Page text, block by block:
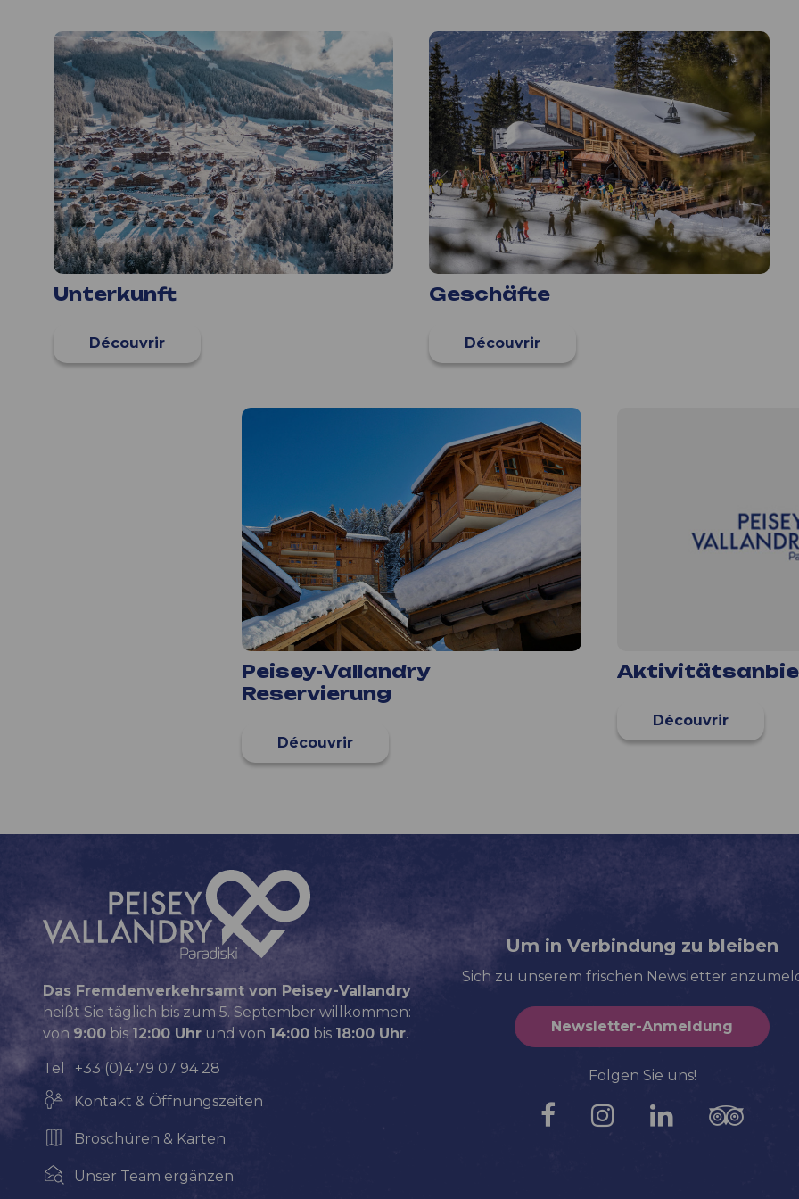
Unterkunft Geschäfte
Peisey-Vallandry
Reservierung
Das Fremdenverkehrsamt von Peisey-Vallandry
heißt Sie täglich bis zum 5. September willkommen:
von 9:00 bis 12:00 Uhr und von 14:00 bis 18:00 Uhr.
Tel : +33 (0)4 79 07 94 28
Kontakt & Öffnungszeiten
Broschüren & Karten
Unser Team ergänzen
Um in Verbindung zu bleiben
Sich zu unserem frischen Newsletter
Newsletter-Anmeldung
Folgen Sie uns!